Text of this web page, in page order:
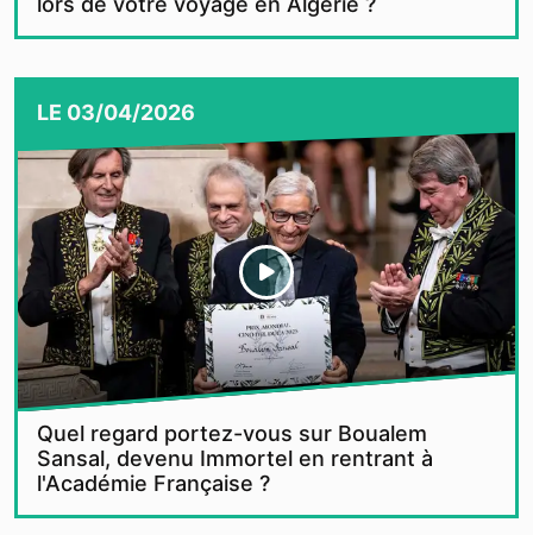
LE 03/04/2026
Quel regard portez-vous sur Boualem
Sansal, devenu Immortel en rentrant à
l'Académie Française ?